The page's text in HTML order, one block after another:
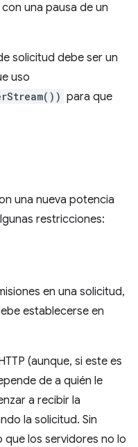
una pausa de un
solicitud debe ser un
uso
para que
una nueva potencia
restricciones:
en una solicitud,
establecerse en
(aunque, si este es
de a quién le
a recibir la
la solicitud. Sin
los servidores no lo